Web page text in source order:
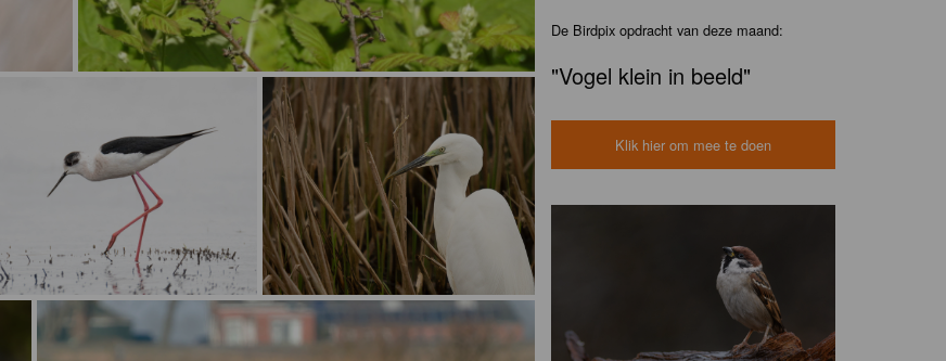
De Birdpix opdracht van deze maand:
"Vogel klein in beeld"
Klik hier om mee te doen